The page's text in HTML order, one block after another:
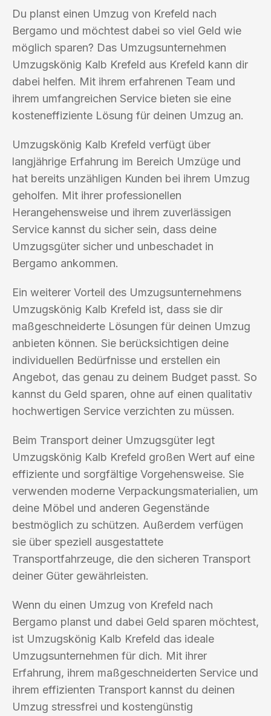
Du planst einen Umzug von Krefeld nach
Bergamo und möchtest dabei so viel Geld wie
möglich sparen? Das Umzugsunternehmen
Umzugskönig Kalb Krefeld aus Krefeld kann dir
dabei helfen. Mit ihrem erfahrenen Team und
ihrem umfangreichen Service bieten sie eine
kosteneffiziente Lösung für deinen Umzug an.
Umzugskönig Kalb Krefeld verfügt über
langjährige Erfahrung im Bereich Umzüge und
hat bereits unzähligen Kunden bei ihrem Umzug
geholfen. Mit ihrer professionellen
Herangehensweise und ihrem zuverlässigen
Service kannst du sicher sein, dass deine
Umzugsgüter sicher und unbeschadet in
Bergamo ankommen.
Ein weiterer Vorteil des Umzugsunternehmens
Umzugskönig Kalb Krefeld ist, dass sie dir
maßgeschneiderte Lösungen für deinen Umzug
anbieten können. Sie berücksichtigen deine
individuellen Bedürfnisse und erstellen ein
Angebot, das genau zu deinem Budget passt. So
kannst du Geld sparen, ohne auf einen qualitativ
hochwertigen Service verzichten zu müssen.
Beim Transport deiner Umzugsgüter legt
Umzugskönig Kalb Krefeld großen Wert auf eine
effiziente und sorgfältige Vorgehensweise. Sie
verwenden moderne Verpackungsmaterialien, um
deine Möbel und anderen Gegenstände
bestmöglich zu schützen. Außerdem verfügen
sie über speziell ausgestattete
Transportfahrzeuge, die den sicheren Transport
deiner Güter gewährleisten.
Wenn du einen Umzug von Krefeld nach
Bergamo planst und dabei Geld sparen möchtest,
ist Umzugskönig Kalb Krefeld das ideale
Umzugsunternehmen für dich. Mit ihrer
Erfahrung, ihrem maßgeschneiderten Service und
ihrem effizienten Transport kannst du deinen
Umzug stressfrei und kostengünstig